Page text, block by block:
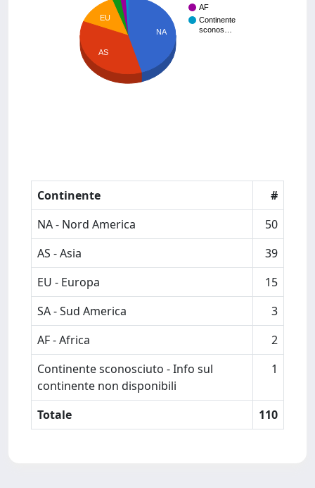
AF
Continente
sconos…
NA
EU
AS
Continente
#
NA - Nord America
50
AS - Asia
39
EU - Europa
15
SA - Sud America
3
AF - Africa
2
Continente sconosciuto - Info sul
continente non disponibili
1
Totale 110